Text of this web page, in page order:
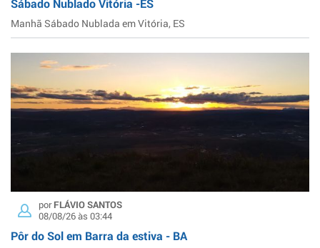
Sábado Nublado Vitória -ES
Manhã Sábado Nublada em Vitória, ES
porFLÁVIO SANTOS
08/08/26 às 03:44
Pôr do Sol em Barra da estiva - BA